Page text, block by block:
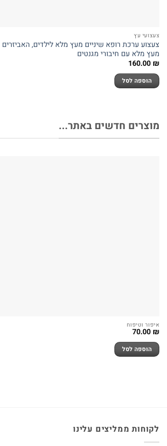
צעצועי עץ
צעצוע ערכת רופא שיניים מעץ מלא לילדים, האביזרים
מעץ מלא עם חיבורי מגנטים
160.00 ₪
הוספה לסל
מוצרים חדשים באתר...
איפור וטיפוח
70.00 ₪
הוספה לסל
לקוחות ממליצים עלינו